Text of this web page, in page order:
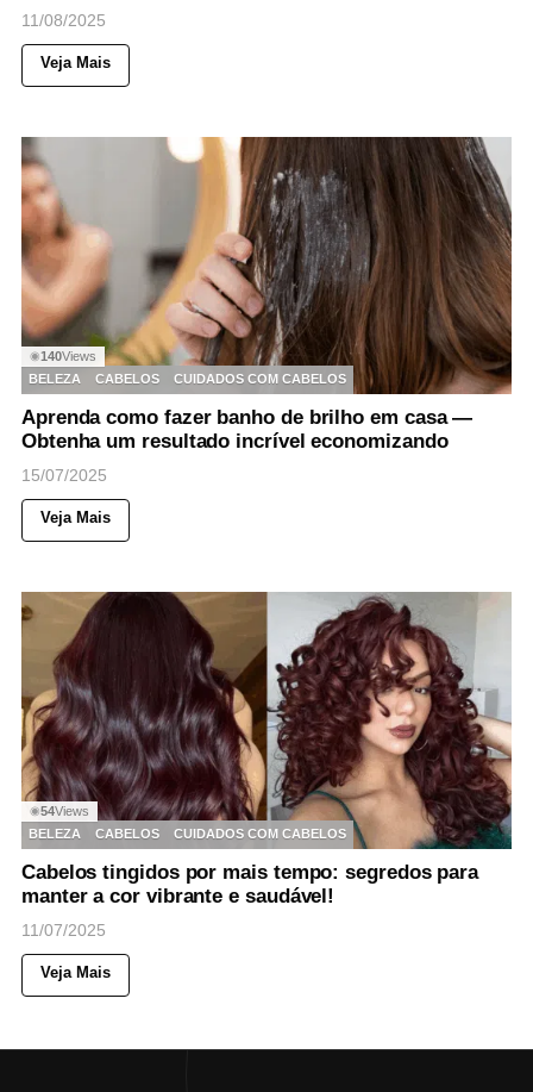
11/08/2025
Veja Mais
◉140Views
BELEZA
CABELOS CUIDADOS COM CABELOS
Aprenda como fazer banho de brilho em casa —
Obtenha um resultado incrível economizando
15/07/2025
Veja Mais
◉54Views
BELEZA
CABELOS CUIDADOS COM CABELOS
Cabelos tingidos por mais tempo: segredos para
manter a cor vibrante e saudável!
11/07/2025
Veja Mais